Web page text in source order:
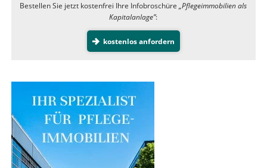
Bestellen Sie jetzt kostenfrei Ihre Infobroschüre„Pflegeimmobilien als
Kapitalanlage”:
kostenlos anfordern